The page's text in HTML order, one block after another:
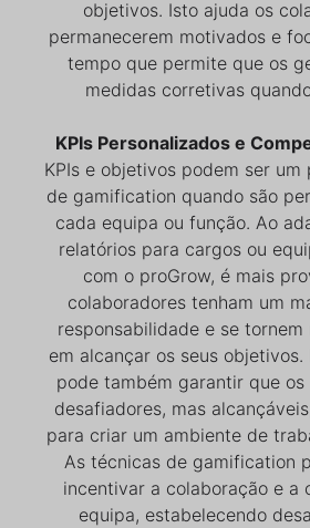
objetivos. Isto ajuda os
permanecerem motivados e
tempo que permite que os
medidas corretivas
KPIs Personalizados e
KPIs e objetivos podem ser um
de gamification quando são
cada equipa ou função. Ao
relatórios para cargos ou
com o proGrow, é mais
colaboradores tenham um
responsabilidade e se
em alcançar os seus objetivos.
pode também garantir que
desafiadores, mas
para criar um ambiente de
As técnicas de gamification
incentivar a colaboração e a
equipa, estabelecendo